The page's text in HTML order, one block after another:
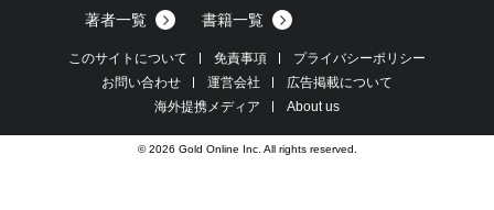
著者一覧 書籍一覧
このサイトについて 免責事項
プライバシーポリシー
お問い合わせ
運営会社
広告掲載について
海外提携メディア
About us
© 2026 Gold Online Inc. All rights reserved.